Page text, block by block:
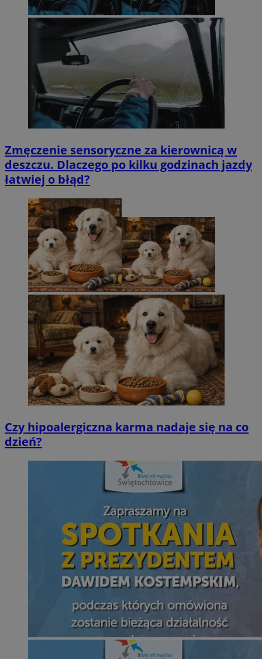
Zmęczenie sensoryczne za kierownicą w
deszczu. Dlaczego po kilku godzinach jazdy
łatwiej o błąd?
Czy hipoalergiczna karma nadaje się na co
dzień?